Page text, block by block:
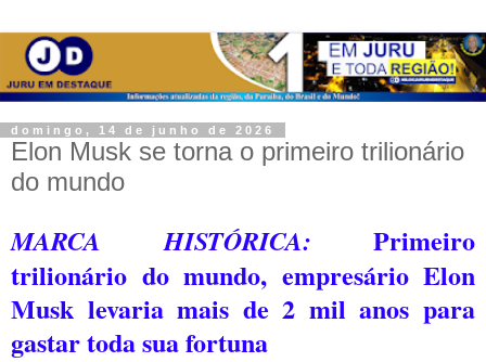
domingo, 14 de junho de 2026
Elon Musk se torna o primeiro trilionário
do mundo
MARCA HISTÓRICA: Primeiro
trilionário do mundo, empresário Elon
Musk levaria mais de 2 mil anos para
gastar toda sua fortuna